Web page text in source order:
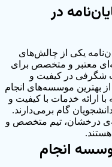
در
یکی از چالش‌های
معتبر و متخصص برای
شگرفی در کیفیت و
کند. این مقاله، 10 مورد از بهترین موسسه‌های انجام
ارائه خدمات با کیفیت و
گام برمی‌دارند.
درخشان، تیم متخصص و
انجام